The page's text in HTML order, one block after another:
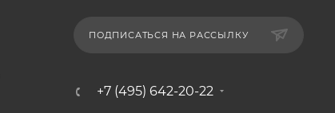
ПОДПИСАТЬСЯ НА РАССЫЛКУ
+7 (495) 642-20-22